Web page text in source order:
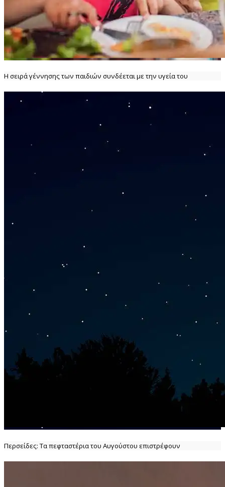
Η σειρά γέννησης των παιδιών συνδέεται με την υγεία του
Περσείδες: Τα πεφταστέρια του Αυγούστου επιστρέφουν